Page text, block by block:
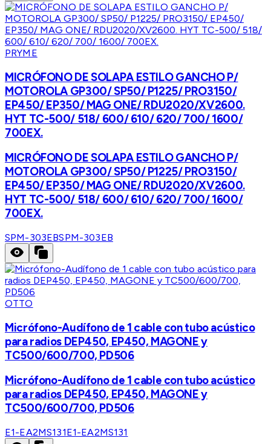
PRYME
MICRÓFONO DE SOLAPA ESTILO GANCHO P/
MOTOROLA GP300/ SP50/ P1225/ PRO3150/
EP450/ EP350/ MAG ONE/ RDU2020/XV2600.
HYT TC-500/ 518/ 600/ 610/ 620/ 700/ 1600/
700EX.
MICRÓFONO DE SOLAPA ESTILO GANCHO P/
MOTOROLA GP300/ SP50/ P1225/ PRO3150/
EP450/ EP350/ MAG ONE/ RDU2020/XV2600.
HYT TC-500/ 518/ 600/ 610/ 620/ 700/ 1600/
700EX.
SPM-303EBSPM-303EB
OTTO
Micrófono-Audífono de 1 cable con tubo acústico
para radios DEP450, EP450, MAGONE y
TC500/600/700, PD506
Micrófono-Audífono de 1 cable con tubo acústico
para radios DEP450, EP450, MAGONE y
TC500/600/700, PD506
E1-EA2MS131E1-EA2MS131